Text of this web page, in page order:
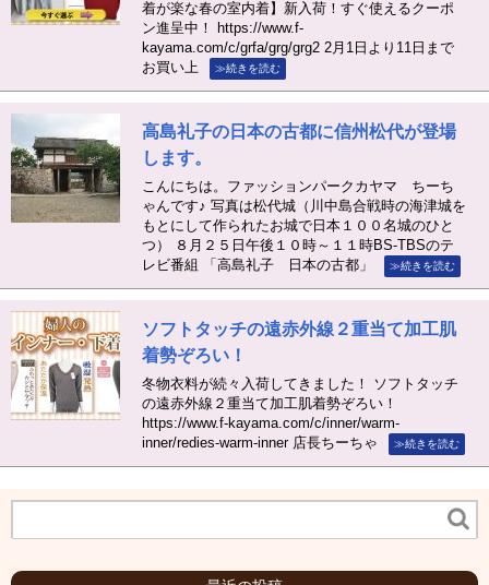
着が楽な春の室内着】新入荷！すぐ使えるクーポ
ン進呈中！ https://www.f-
kayama.com/c/grfa/grg/grg2 2月1日より11日まで
お買い上
≫続きを読む
高島礼子の日本の古都に信州松代が登場
します。
こんにちは。ファッションパークカヤマ ちーち
ゃんです♪ 写真は松代城（川中島合戦時の海津城を
もとにして作られたお城で日本１００名城のひと
つ） ８月２５日午後１０時～１１時BS-TBSのテ
レビ番組 「高島礼子 日本の古都」
≫続きを読む
ソフトタッチの遠赤外線２重当て加工肌
着勢ぞろい！
冬物衣料が続々入荷してきました！ ソフトタッチ
の遠赤外線２重当て加工肌着勢ぞろい！
https://www.f-kayama.com/c/inner/warm-
inner/redies-warm-inner 店長ちーちゃ
≫続きを読む